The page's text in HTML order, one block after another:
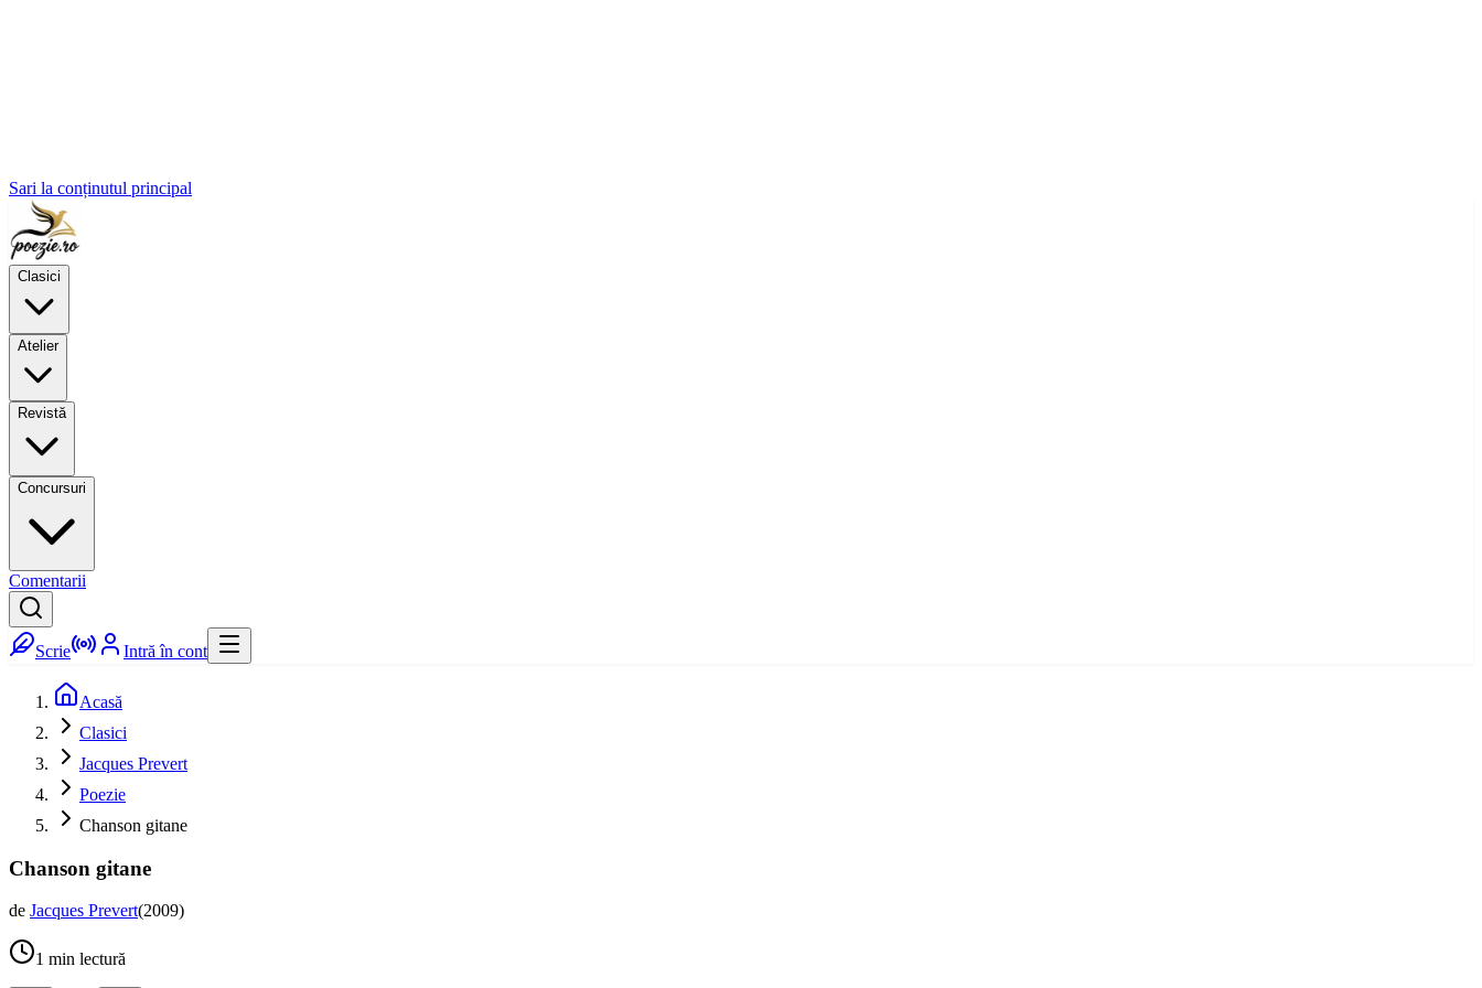
Sari la conținutul principal
Clasici
Atelier
Revistă
Concursuri
Comentarii
Scrie Intră în cont
Acasă
Clasici
Jacques Prevert
Poezie
Chanson gitane
Chanson gitane
de Jacques Prevert(2009)
1 min lectură